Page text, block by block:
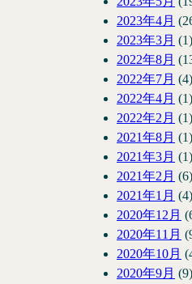
2023年4月
2023年3月 (1)
2022年8月
2022年7月 (4)
2022年4月 (1)
2022年2月 (1)
2021年8月 (1)
2021年3月 (1)
2021年2月 (6)
2021年1月 (4)
2020年12月
2020年11月
2020年10月
2020年9月 (9)